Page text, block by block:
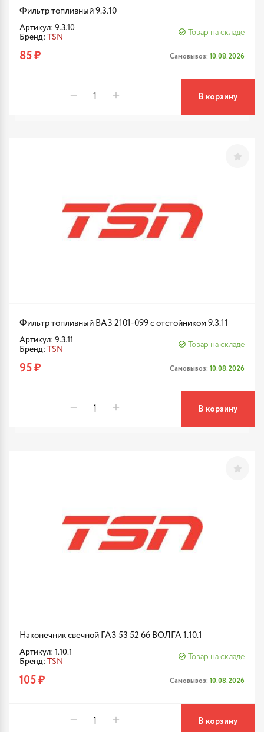
Фильтр топливный 9.3.10
Артикул: 9.3.10
Бренд: TSN
Товар на складе
85 ₽ Самовывоз: 10.08.2026
В корзину
Фильтр топливный ВАЗ 2101-099 с отстойником 9.3.11
Артикул: 9.3.11
Бренд: TSN
Товар на складе
95 ₽ Самовывоз: 10.08.2026
В корзину
Наконечник свечной ГАЗ 53 52 66 ВОЛГА 1.10.1
Артикул: 1.10.1
Бренд: TSN
Товар на складе
105 ₽ Самовывоз: 10.08.2026
В корзину